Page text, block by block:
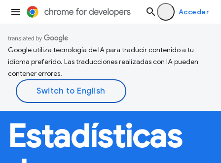
Acceder
Google utiliza tecnología de IA para traducir contenido a tu
idioma preferido. Las traducciones realizadas con IA pueden
contener errores.
Estadísticas